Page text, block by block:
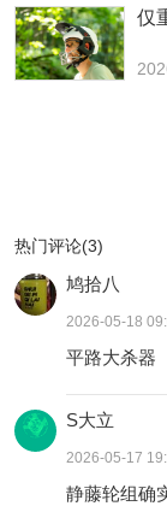
仅
热门评论(3)
鸠拾八
2026-05-18
平路大杀器
S大立
2026-05-17
静藤轮组确